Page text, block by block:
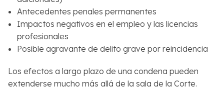
Antecedentes penales permanentes
Impactos negativos en el empleo y las licencias
profesionales
Posible agravante de delito grave por reincidencia
Los efectos a largo plazo de una condena pueden
extenderse mucho más allá de la sala de la Corte.